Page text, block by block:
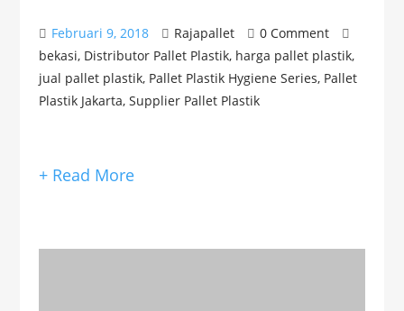
Februari 9, 2018 Rajapallet
0 Comment
bekasi, Distributor Pallet Plastik, harga pallet plastik,
jual pallet plastik, Pallet Plastik Hygiene Series, Pallet
Plastik Jakarta, Supplier Pallet Plastik
+ Read More